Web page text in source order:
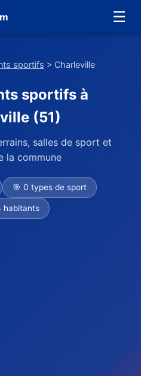
☰
sportifs > Charleville
sportifs à
(51)
salles de sport et
la commune
🎯 0 types de sport
habitants